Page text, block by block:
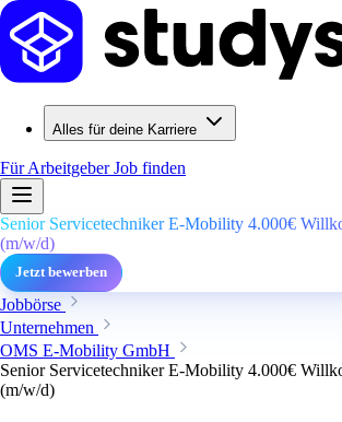
Alles für deine Karriere
Für ArbeitgeberJob finden
Senior Servicetechniker E-Mobility 4.000€
(m/w/d)
Jetzt bewerben
Jobbörse
Unternehmen
OMS E-Mobility GmbH
Senior Servicetechniker E-Mobility 4.000€
(m/w/d)